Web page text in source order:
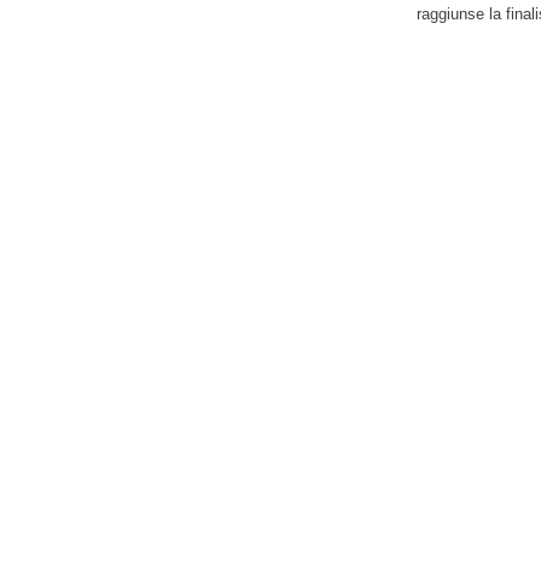
raggiunse la